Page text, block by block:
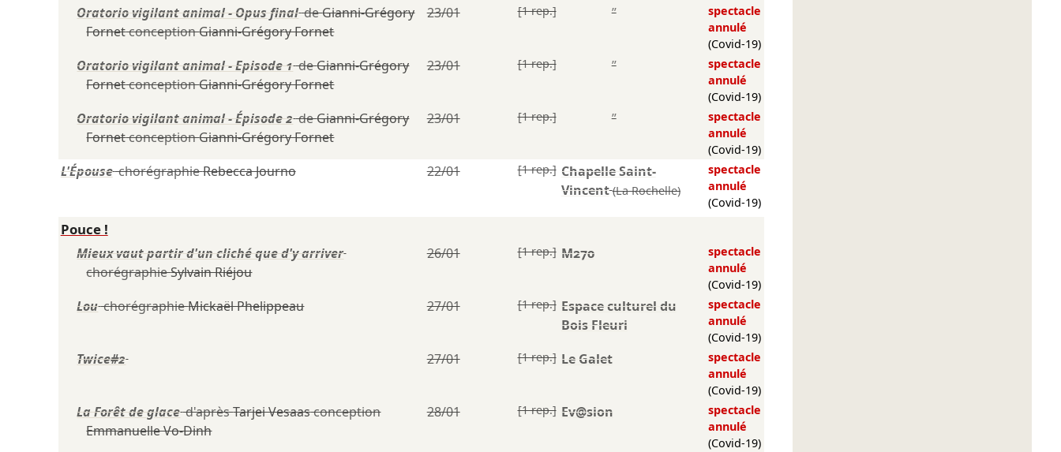
Oratorio vigilant animal - Opus finaldeGianni-Grégory
FornetconceptionGianni-Grégory Fornet
23/01 [1 rep.] ”
spectacle
annulé
(Covid-19)
Oratorio vigilant animal - Episode 1deGianni-Grégory
FornetconceptionGianni-Grégory Fornet
23/01 [1 rep.] ”
spectacle
annulé
(Covid-19)
Oratorio vigilant animal - Épisode 2deGianni-Grégory
FornetconceptionGianni-Grégory Fornet
23/01 [1 rep.] ”
spectacle
annulé
(Covid-19)
L'ÉpousechorégraphieRebecca Journo 22/01 [1 rep.] Chapelle Saint-
Vincent (La Rochelle)
spectacle
annulé
(Covid-19)
Pouce !
Mieux vaut partir d'un cliché que d'y arriver
chorégraphieSylvain Riéjou
26/01 [1 rep.] M270
spectacle
annulé
(Covid-19)
LouchorégraphieMickaël Phelippeau 27/01 [1 rep.] Espace culturel du
Bois Fleuri
spectacle
annulé
(Covid-19)
Twice#2 27/01 [1 rep.] Le Galet
spectacle
annulé
(Covid-19)
La Forêt de glaced'aprèsTarjei Vesaasconception
Emmanuelle Vo-Dinh
28/01 [1 rep.] Ev@sion
spectacle
annulé
(Covid-19)